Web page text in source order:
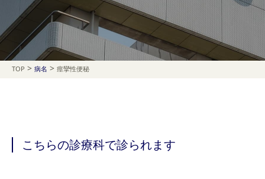
TOP > 病名 > 痙攣性便秘
こちらの診療科で診られます